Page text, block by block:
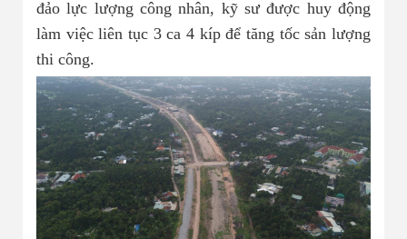
đảo lực lượng công nhân, kỹ sư được huy động
làm việc liên tục 3 ca 4 kíp để tăng tốc sản lượng
thi công.